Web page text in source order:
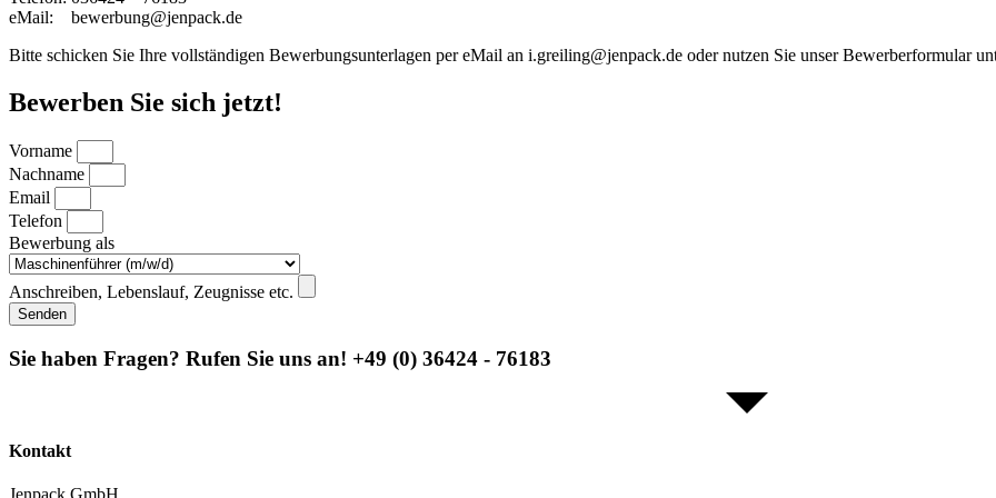
eMail: bewerbung@jenpack.de
Bitte schicken Sie Ihre vollständigen Bewerbungsunterlagen per eMail an i.greiling@jenpack.de oder nutzen Sie unser Bewerberformular
Bewerben Sie sich jetzt!
Vorname
Nachname
Email
Telefon
Bewerbung als
Anschreiben, Lebenslauf, Zeugnisse etc.
Senden
Sie haben Fragen? Rufen Sie uns an! +49 (0) 36424 - 76183
Kontakt